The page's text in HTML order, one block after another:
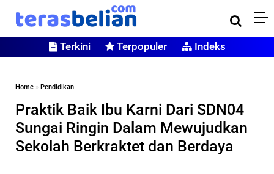
Terkini Terpopuler Indeks
Home » Pendidikan
Praktik Baik Ibu Karni Dari SDN04
Sungai Ringin Dalam Mewujudkan
Sekolah Berkraktet dan Berdaya